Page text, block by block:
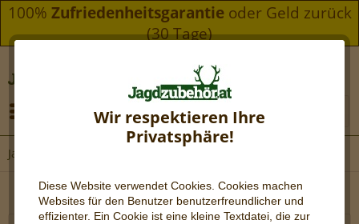
100% Zufriedenheitsgarantie oder Geld zurück
(30 Tage)
Wir respektieren Ihre
Privatsphäre!
Diese Website verwendet Cookies. Cookies machen
Websites für den Benutzer benutzerfreundlicher und
effizienter. Ein Cookie ist eine kleine Textdatei, die zur
Jagdausrüstung